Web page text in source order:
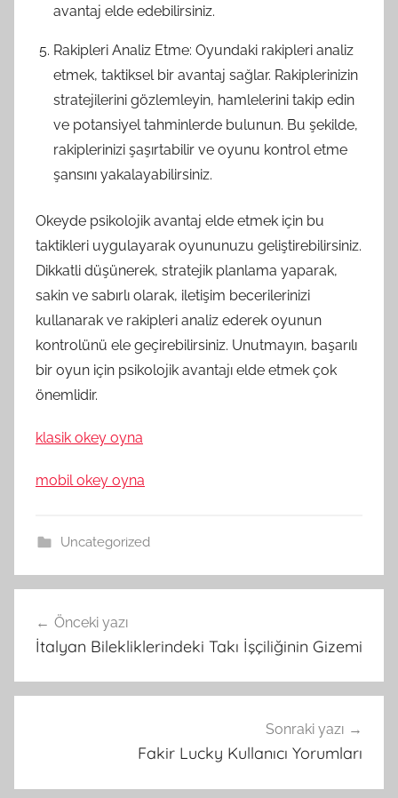
avantaj elde edebilirsiniz.
Rakipleri Analiz Etme: Oyundaki rakipleri analiz
etmek, taktiksel bir avantaj sağlar. Rakiplerinizin
stratejilerini gözlemleyin, hamlelerini takip edin
ve potansiyel tahminlerde bulunun. Bu şekilde,
rakiplerinizi şaşırtabilir ve oyunu kontrol etme
şansını yakalayabilirsiniz.
Okeyde psikolojik avantaj elde etmek için bu
taktikleri uygulayarak oyununuzu geliştirebilirsiniz.
Dikkatli düşünerek, stratejik planlama yaparak,
sakin ve sabırlı olarak, iletişim becerilerinizi
kullanarak ve rakipleri analiz ederek oyunun
kontrolünü ele geçirebilirsiniz. Unutmayın, başarılı
bir oyun için psikolojik avantajı elde etmek çok
önemlidir.
klasik okey oyna
mobil okey oyna
Uncategorized
gezinmesi
Önceki yazı
İtalyan Bilekliklerindeki Takı İşçiliğinin Gizemi
Sonraki yazı
Fakir Lucky Kullanıcı Yorumları